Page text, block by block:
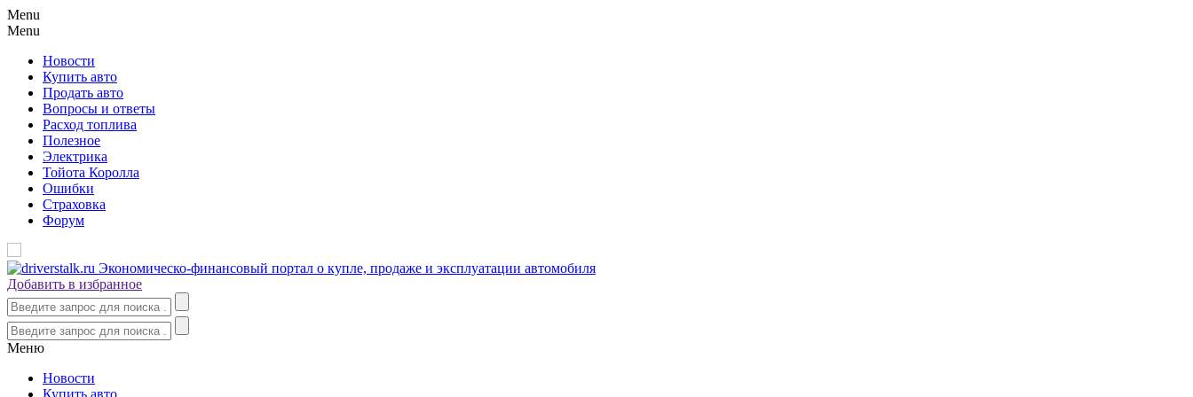
Menu
Menu
Новости
Купить авто
Продать авто
Вопросы и ответы
Расход топлива
Полезное
Электрика
Тойота Королла
Ошибки
Страховка
Форум
Добавить в избранное
Меню
Новости
Купить авто